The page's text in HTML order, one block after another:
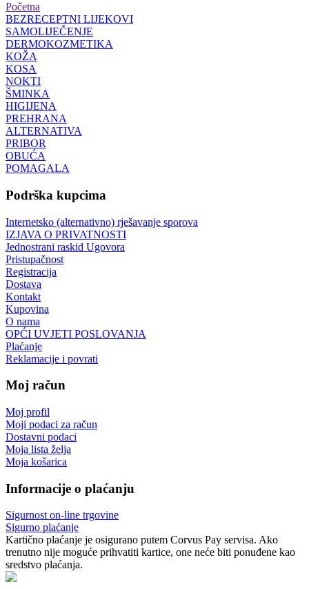
Početna
BEZRECEPTNI LIJEKOVI
SAMOLIJEČENJE
DERMOKOZMETIKA
KOŽA
KOSA
NOKTI
ŠMINKA
HIGIJENA
PREHRANA
ALTERNATIVA
PRIBOR
OBUĆA
POMAGALA
Podrška kupcima
Internetsko (alternativno) rješavanje sporova
IZJAVA O PRIVATNOSTI
Jednostrani raskid Ugovora
Pristupačnost
Registracija
Dostava
Kontakt
Kupovina
O nama
OPĆI UVJETI POSLOVANJA
Plaćanje
Reklamacije i povrati
Moj račun
Moj profil
Moji podaci za račun
Dostavni podaci
Moja lista želja
Moja košarica
Informacije o plaćanju
Sigurnost on-line trgovine
Sigurno plaćanje
Kartično plaćanje je osigurano putem Corvus Pay servisa. Ako
trenutno nije moguće prihvatiti kartice, one neće biti ponuđene kao
sredstvo plaćanja.